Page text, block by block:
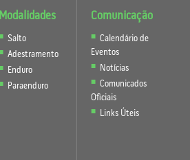
Modalidades
Salto
Adestramento
Enduro
Paraenduro
Comunicação
Calendário de
Eventos
Notícias
Comunicados
Oficiais
Links Úteis